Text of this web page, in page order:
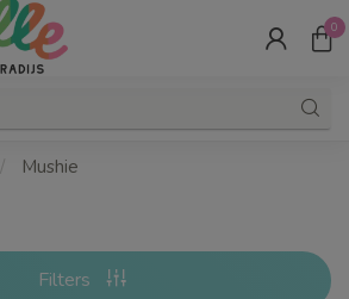
0
/ Mushie
Filters